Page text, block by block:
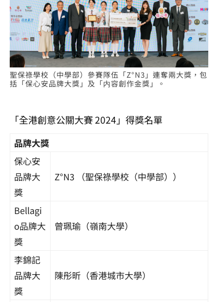
聖保祿學校（中學部）參賽隊伍「Z°N3」連奪兩大獎，包
括「保心安品牌大獎」及「内容創作金獎」。
「全港創意公關大賽 2024」得獎名單
品牌大獎
保心安
品牌大
獎
Z°N3 （聖保祿學校（中學部） ）
Bellagi
o品牌大
獎
曾珮瑜（嶺南大學）
李錦記
品牌大
獎
陳彤昕（香港城市大學）